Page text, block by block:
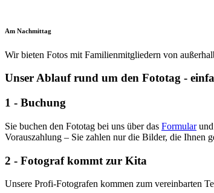
Am Nachmittag
Wir bieten Fotos mit Familienmitgliedern von
Unser Ablauf rund um den Fototag -
1 - Buchung
Sie buchen den Fototag bei uns über das Formularund
Vorauszahlung – Sie zahlen nur die Bilder, die Ihnen
2 - Fotograf kommt zur Kita
Unsere Profi-Fotografen kommen zum vereinbarten